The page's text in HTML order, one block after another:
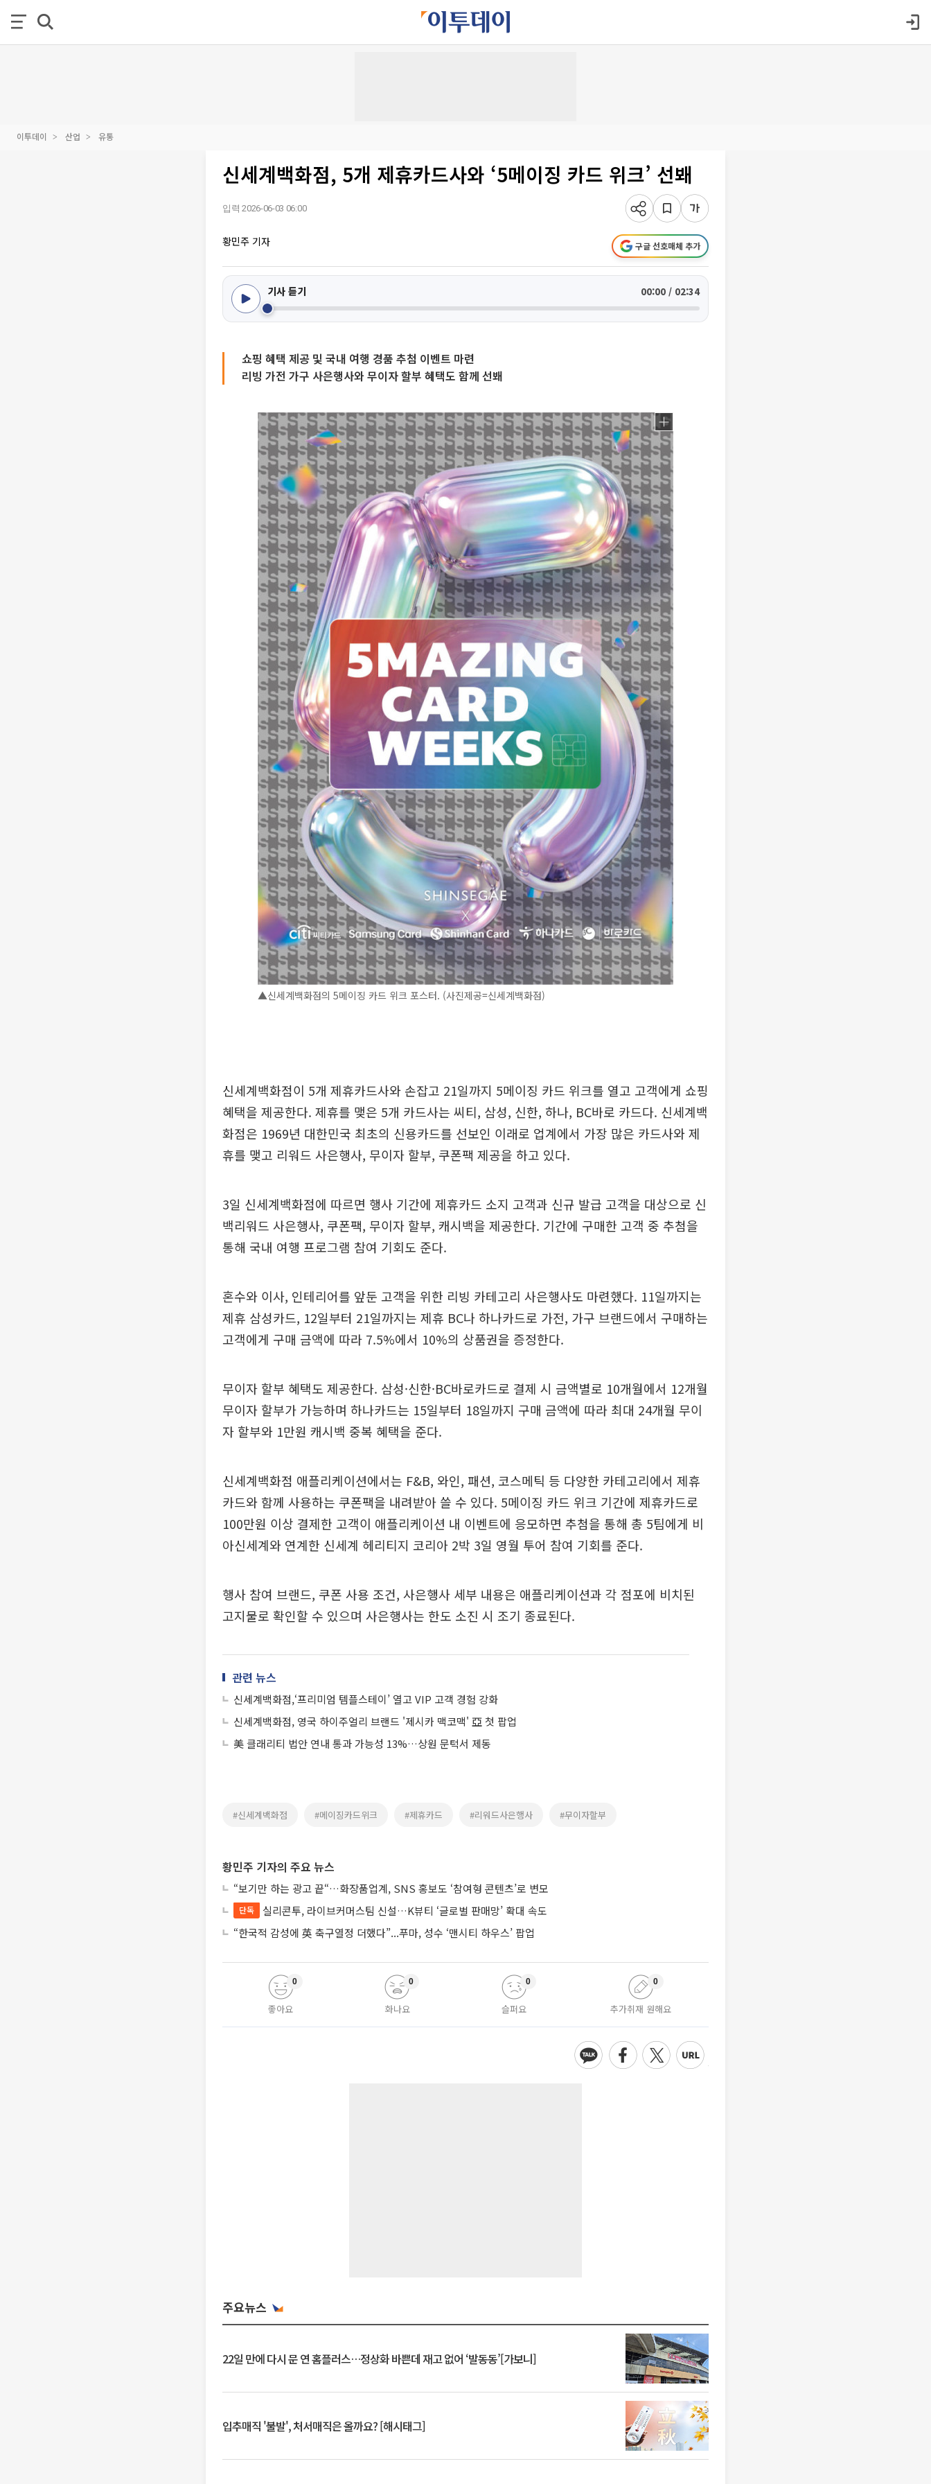
이투데이 산업 유통
신세계백화점, 5개 제휴카드사와 ‘5메이징 카드 위크’ 선봬
입력 2026-06-03 06:00
황민주 기자 구글 선호매체 추가
기사 듣기 00:00 / 02:34
쇼핑 혜택 제공 및 국내 여행 경품 추첨 이벤트 마련
리빙 가전 가구 사은행사와 무이자 할부 혜택도 함께 선봬
▲신세계백화점의 5메이징 카드 위크 포스터. (사진제공=신세계백화점)
신세계백화점이 5개 제휴카드사와 손잡고 21일까지 5메이징 카드 위크를 열고 고객에게 쇼핑
혜택을 제공한다. 제휴를 맺은 5개 카드사는 씨티, 삼성, 신한, 하나, BC바로 카드다. 신세계백
화점은 1969년 대한민국 최초의 신용카드를 선보인 이래로 업계에서 가장 많은 카드사와 제
휴를 맺고 리워드 사은행사, 무이자 할부, 쿠폰팩 제공을 하고 있다.
3일 신세계백화점에 따르면 행사 기간에 제휴카드 소지 고객과 신규 발급 고객을 대상으로 신
백리워드 사은행사, 쿠폰팩, 무이자 할부, 캐시백을 제공한다. 기간에 구매한 고객 중 추첨을
통해 국내 여행 프로그램 참여 기회도 준다.
혼수와 이사, 인테리어를 앞둔 고객을 위한 리빙 카테고리 사은행사도 마련했다. 11일까지는
제휴 삼성카드, 12일부터 21일까지는 제휴 BC나 하나카드로 가전, 가구 브랜드에서 구매하는
고객에게 구매 금액에 따라 7.5%에서 10%의 상품권을 증정한다.
무이자 할부 혜택도 제공한다. 삼성·신한·BC바로카드로 결제 시 금액별로 10개월에서 12개월
무이자 할부가 가능하며 하나카드는 15일부터 18일까지 구매 금액에 따라 최대 24개월 무이
자 할부와 1만원 캐시백 중복 혜택을 준다.
신세계백화점 애플리케이션에서는 F&B, 와인, 패션, 코스메틱 등 다양한 카테고리에서 제휴
카드와 함께 사용하는 쿠폰팩을 내려받아 쓸 수 있다. 5메이징 카드 위크 기간에 제휴카드로
100만원 이상 결제한 고객이 애플리케이션 내 이벤트에 응모하면 추첨을 통해 총 5팀에게 비
아신세계와 연계한 신세계 헤리티지 코리아 2박 3일 영월 투어 참여 기회를 준다.
행사 참여 브랜드, 쿠폰 사용 조건, 사은행사 세부 내용은 애플리케이션과 각 점포에 비치된
고지물로 확인할 수 있으며 사은행사는 한도 소진 시 조기 종료된다.
관련 뉴스
신세계백화점,‘프리미엄 템플스테이’ 열고 VIP 고객 경험 강화
신세계백화점, 영국 하이주얼리 브랜드 '제시카 맥코맥' 亞 첫 팝업
美 클래리티 법안 연내 통과 가능성 13%…상원 문턱서 제동
#신세계백화점 #메이징카드위크 #제휴카드 #리워드사은행사 #무이자할부
황민주 기자의 주요 뉴스
“보기만 하는 광고 끝“…화장품업계, SNS 홍보도 ‘참여형 콘텐츠’로 변모
단독
실리콘투, 라이브커머스팀 신설…K뷰티 ‘글로벌 판매망’ 확대 속도
“한국적 감성에 英 축구열정 더했다”...푸마, 성수 ‘맨시티 하우스’ 팝업
좋아요
0
화나요
0
슬퍼요
0
추가취재 원해요
0
주요뉴스
22일 만에 다시 문 연 홈플러스…정상화 바쁜데 재고 없어 ‘발동동’[가보니]
입추매직 '불발', 처서매직은 올까요? [해시태그]